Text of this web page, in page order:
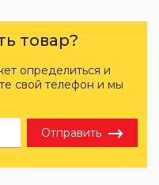
товар?
определиться и
свой телефон и мы
Отправить